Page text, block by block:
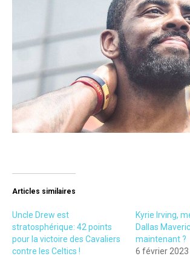
Articles similaires
Uncle Drew est
stratosphérique: 42 points
pour la victoire des Cavaliers
contre les Celtics !
Kyrie Irving,
Dallas
maintenant ?
6 février 2023